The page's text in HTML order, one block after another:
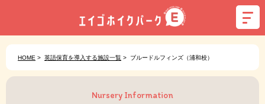
HOME > 英語保育を導入する施設一覧 > ブルードルフィンズ（浦和校）
Nursery Information